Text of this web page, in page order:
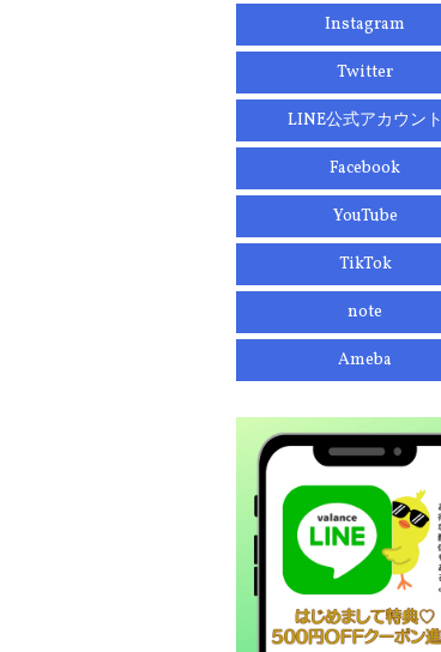
Instagram
Twitter
LINE公式アカウント
Facebook
YouTube
TikTok
note
Ameba